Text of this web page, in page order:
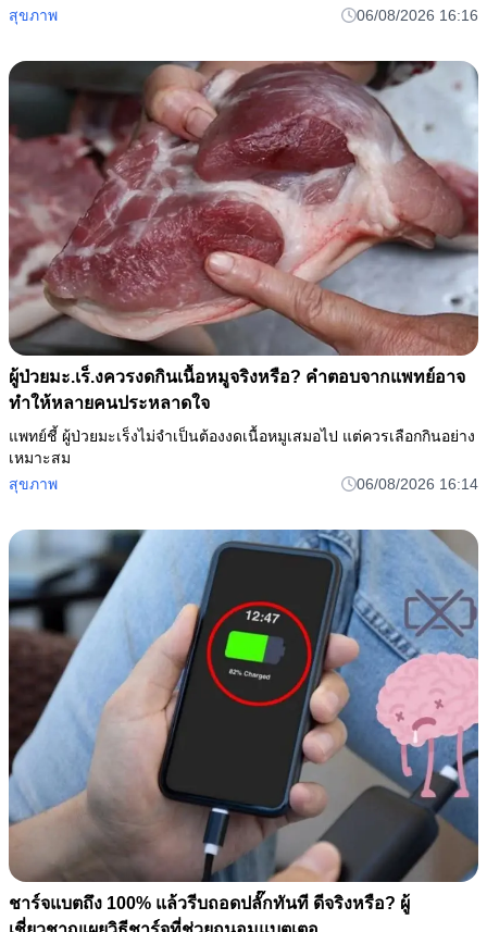
สุขภาพ
06/08/2026 16:16
ผู้ป่วยมะ.เร็.งควรงดกินเนื้อหมูจริงหรือ? คำตอบจากแพทย์อาจ
ทำให้หลายคนประหลาดใจ
แพทย์ชี้ ผู้ป่วยมะเร็งไม่จำเป็นต้องงดเนื้อหมูเสมอไป แต่ควรเลือกกินอย่าง
เหมาะสม
สุขภาพ
06/08/2026 16:14
ชาร์จแบตถึง 100% แล้วรีบถอดปลั๊กทันที ดีจริงหรือ? ผู้